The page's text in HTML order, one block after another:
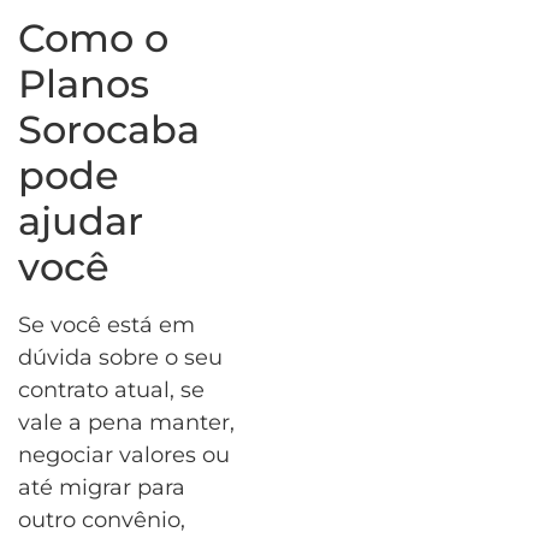
Como o
Planos
Sorocaba
pode
ajudar
você
Se você está em
dúvida sobre o seu
contrato atual, se
vale a pena manter,
negociar valores ou
até migrar para
outro convênio,